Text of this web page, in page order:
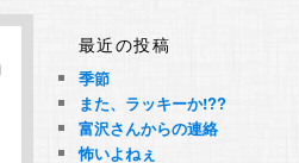
最近の投稿
季節
また、ラッキーか!??
富沢さんからの連絡
怖いよねぇ